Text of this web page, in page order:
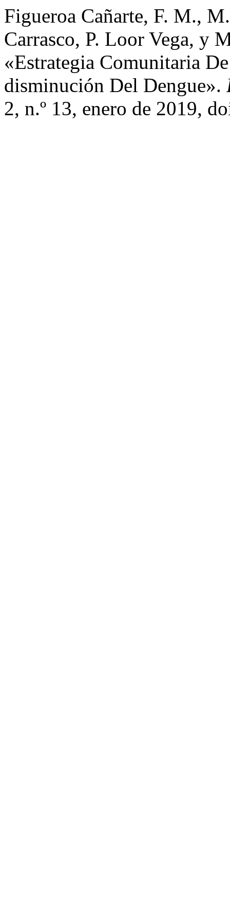
Figueroa Cañarte, F. M.,
Carrasco, P. Loor Vega, y
«Estrategia Comunitaria
disminución Del Dengue».
2, n.º 13, enero de 2019,